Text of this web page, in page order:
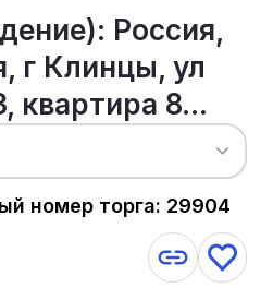
Россия,
г Клинцы, ул
квартира 8...
номер торга: 29904